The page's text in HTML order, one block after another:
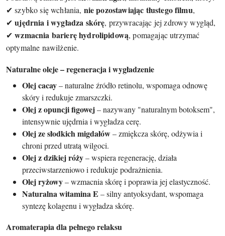
✔ szybko się wchłania, nie pozostawiając tłustego filmu,
✔ujędrnia i wygładza skórę, przywracając jej zdrowy wygląd,
✔wzmacnia barierę hydrolipidową, pomagając utrzymać
optymalne nawilżenie.
Naturalne oleje – regeneracja i wygładzenie
Olej cacay– naturalne źródło retinolu, wspomaga odnowę
skóry i redukuje zmarszczki.
Olej z opuncji figowej– nazywany "naturalnym botoksem",
intensywnie ujędrnia i wygładza cerę.
Olej ze słodkich migdałów– zmiękcza skórę, odżywia i
chroni przed utratą wilgoci.
Olej z dzikiej róży– wspiera regenerację, działa
przeciwstarzeniowo i redukuje podrażnienia.
Olej ryżowy– wzmacnia skórę i poprawia jej elastyczność.
Naturalna witamina E – silny antyoksydant, wspomaga
syntezę kolagenu i wygładza skórę.
Aromaterapia dla pełnego relaksu